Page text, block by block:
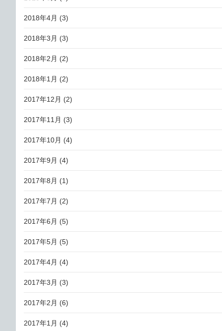
2018年4月 (3)
2018年3月 (3)
2018年2月 (2)
2018年1月 (2)
2017年12月 (2)
2017年11月 (3)
2017年10月 (4)
2017年9月 (4)
2017年8月 (1)
2017年7月 (2)
2017年6月 (5)
2017年5月 (5)
2017年4月 (4)
2017年3月 (3)
2017年2月 (6)
2017年1月 (4)